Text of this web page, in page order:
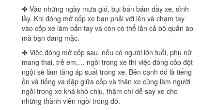
✤ Vào những ngày mưa gió, bụi bẩn bám đầy xe, sình
lầy. Khi đóng mở cốp xe bạn phải với lên và chạm tay
vào cốp xe làm bẩn tay và còn có thể lần cả bộ quần áo
mà bạn đang mặc.
✤ Việc đóng mở cốp sau, nếu có người lớn tuổi, phụ nữ
mang thai, trẻ em,… ngồi trong xe thì việc đóng cốp đột
ngột sẽ làm tăng áp suất trong xe. Bên cạnh đó là tiếng
ồn và tiếng va đập giữa cốp và thân xe cũng làm người
ngồi trong xe khá khó chịu, thậm chí dễ say xe cho
những thành viên ngồi trong đó.